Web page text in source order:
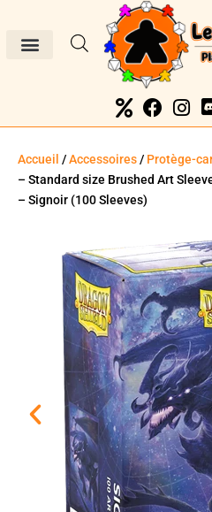
Accueil /Accessoires/ Protège-
– Standard size Brushed Art
– Signoir (100 Sleeves)